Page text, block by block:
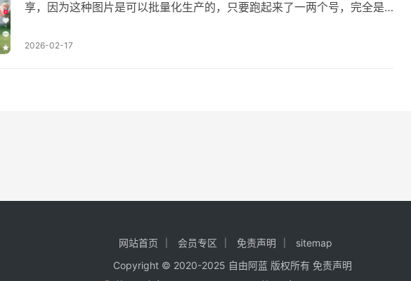
享，因为这种图片是可以批量化生产的，只要跑起来了一两个号，完全是
来，最起码一套内容生产流程沉淀下来了 而且不可能闷头就发，还需要持
2026-02-17
网站首页 会员专区 免责声明
sitemap
Copyright © 2020-2025 自由阿蓝 版权所有 免责声明